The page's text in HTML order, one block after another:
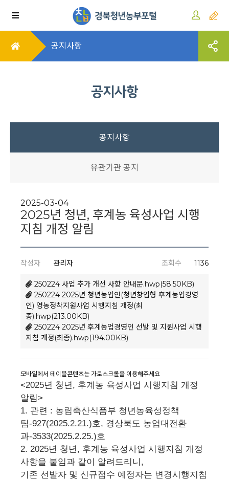
공지사항
공지사항
공지사항
유관기관 공지
2025-03-04
2025년 청년, 후계농 육성사업 시행
지침 개정 알림
작성자 관리자 조회수 1136
250224 사업 추가 개선 사항 안내문.hwp(58.50KB)
250224 2025년 청년농업인(청년창업형 후계농업경영
인) 영농정착지원사업 시행지침 개정(최
종).hwp(213.00KB)
250224 2025년 후계농업경영인 선발 및 지원사업 시행
지침 개정(최종).hwp(194.00KB)
<2025년 청년, 후계농 육성사업 시행지침 개정
알림>
1. 관련 : 농림축산식품부 청년농육성정책
팀-927(2025.2.21.)호, 경상북도 농업대전환
과-3533(2025.2.25.)호
2. 2025년 청년, 후계농 육성사업 시행지침 개정
사항을 붙임과 같이 알려드리니,
기존 선발자 및 신규접수 예정자는 변경시행지침